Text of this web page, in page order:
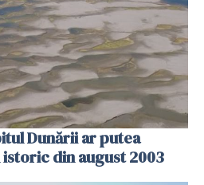
Dunării ar putea
din august 2003